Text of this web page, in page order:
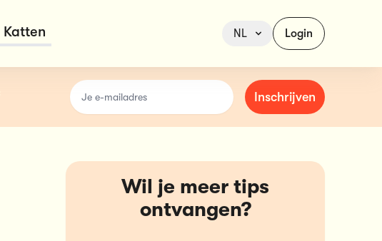
Katten NL Login
email
Inschrijven
Wil je meer tips
ontvangen?